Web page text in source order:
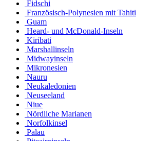
Fidschi
Französisch-Polynesien mit Tahiti
Guam
Heard- und McDonald-Inseln
Kiribati
Marshallinseln
Midwayinseln
Mikronesien
Nauru
Neukaledonien
Neuseeland
Niue
Nördliche Marianen
Norfolkinsel
Palau